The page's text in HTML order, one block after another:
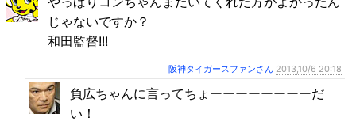
じゃないですか？
和田監督!!!
阪神タイガースファンさん 2013,10/6 20:18
負広ちゃんに言ってちょーーーーーーーーだ
い！